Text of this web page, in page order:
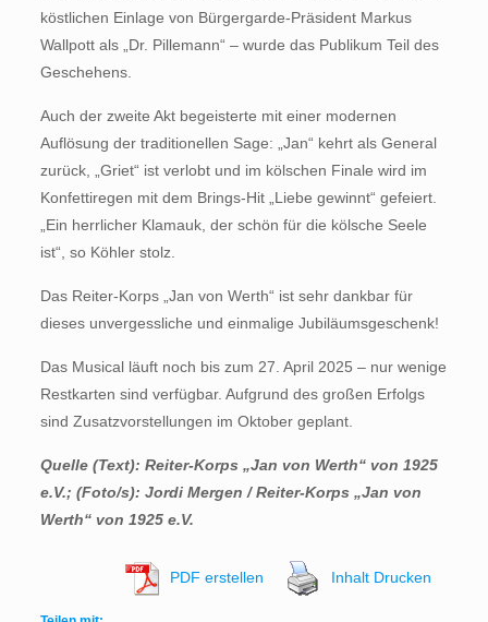
köstlichen Einlage von Bürgergarde-Präsident Markus
Wallpott als „Dr. Pillemann“ – wurde das Publikum Teil des
Geschehens.
Auch der zweite Akt begeisterte mit einer modernen
Auflösung der traditionellen Sage: „Jan“ kehrt als General
zurück, „Griet“ ist verlobt und im kölschen Finale wird im
Konfettiregen mit dem Brings-Hit „Liebe gewinnt“ gefeiert.
„Ein herrlicher Klamauk, der schön für die kölsche Seele
ist“, so Köhler stolz.
Das Reiter-Korps „Jan von Werth“ ist sehr dankbar für
dieses unvergessliche und einmalige Jubiläumsgeschenk!
Das Musical läuft noch bis zum 27. April 2025 – nur wenige
Restkarten sind verfügbar. Aufgrund des großen Erfolgs
sind Zusatzvorstellungen im Oktober geplant.
Quelle (Text): Reiter-Korps „Jan von Werth“ von 1925
e.V.; (Foto/s): Jordi Mergen / Reiter-Korps „Jan von
Werth“ von 1925 e.V.
PDF erstellen Inhalt Drucken